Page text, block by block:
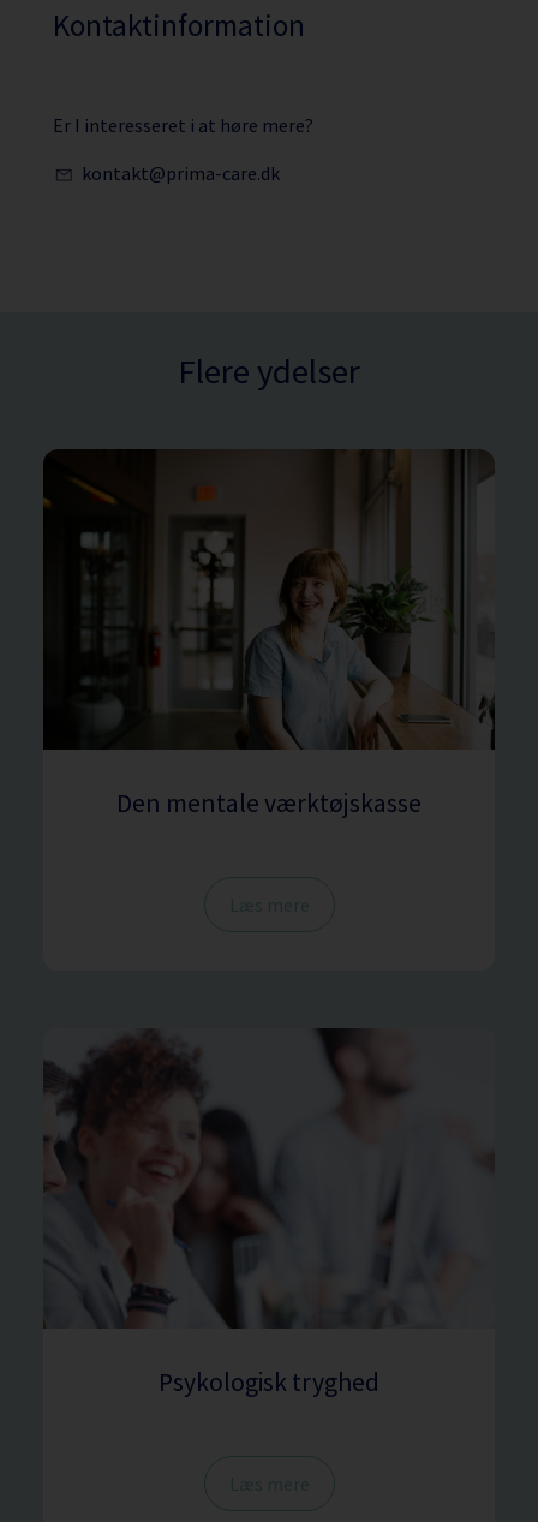
Kontaktinformation
Er I interesseret i at høre mere?
kontakt@prima-care.dk
Flere ydelser
Den mentale værktøjskasse
Psykologisk tryghed